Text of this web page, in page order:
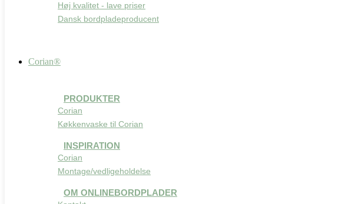
Høj kvalitet - lave priser
Dansk bordpladeproducent
Corian®
PRODUKTER
Corian
Køkkenvaske til Corian
INSPIRATION
Corian
Montage/vedligeholdelse
OM ONLINEBORDPLADER